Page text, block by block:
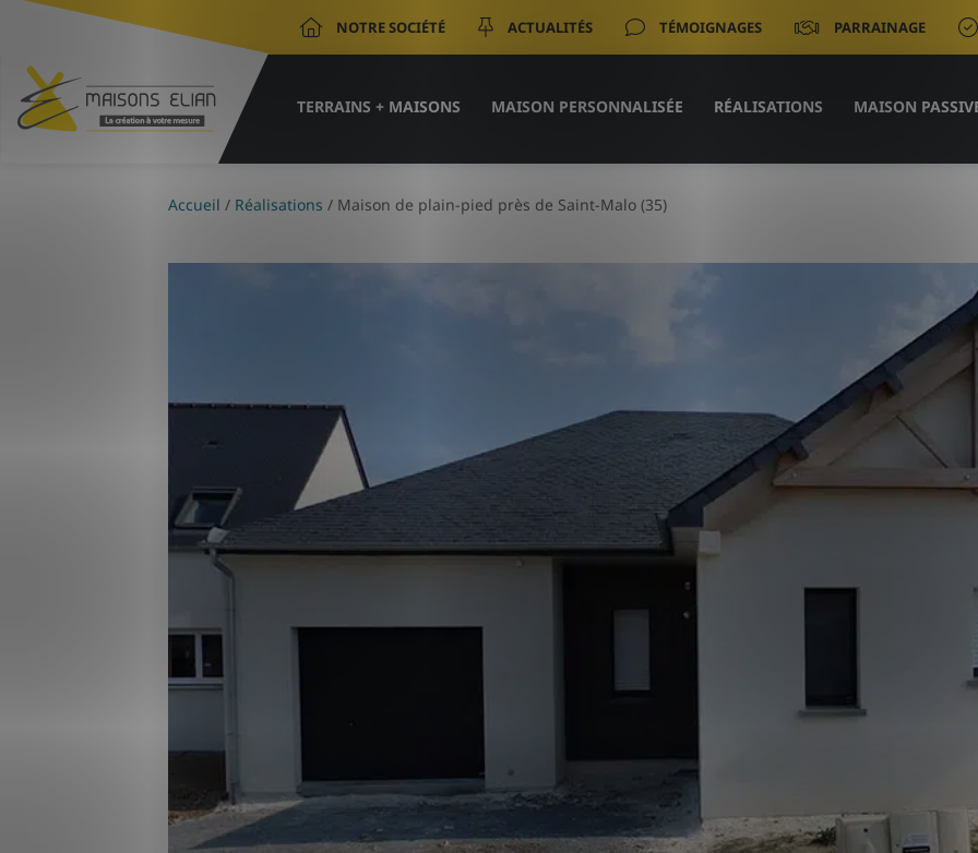
NOTRE SOCIÉTÉ ACTUALITÉS TÉMOIGNAGES PARRAINAGE
TERRAINS + MAISONS MAISON PERSONNALISÉE RÉALISATIONS MAISON
Accueil / Réalisations / Maison de plain-pied près de Saint-Malo (35)